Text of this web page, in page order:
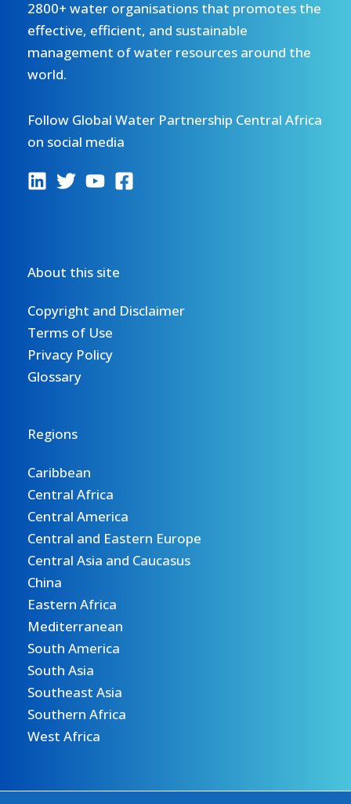
2800+ water organisations that promotes the
effective, efficient, and sustainable
management of water resources around the
world.
Follow Global Water Partnership Central Africa
on social media
About this site
Copyright and Disclaimer
Terms of Use
Privacy Policy
Glossary
Regions
Caribbean
Central Africa
Central America
Central and Eastern Europe
Central Asia and Caucasus
China
Eastern Africa
Mediterranean
South America
South Asia
Southeast Asia
Southern Africa
West Africa